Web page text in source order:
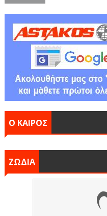
Ο ΚΑΙΡΟΣ
ΖΩΔΙΑ